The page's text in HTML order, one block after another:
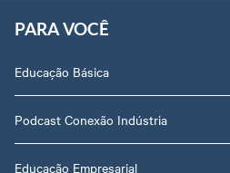
PARA VOCÊ
Educação Básica
Podcast Conexão Indústria
Educação Empresarial